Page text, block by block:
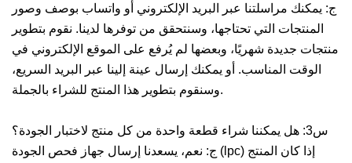
ج: يمكنك مراسلتنا عبر البريد الإلكتروني أو واتساب بوصف وصور
المنتجات التي تحتاجها، وسنتحقق من توفرها لدينا. نقوم بتطوير
منتجات جديدة شهريًا، وبعضها لم يُرفع على الموقع الإلكتروني في
الوقت المناسب. أو يمكنك إرسال عينة إلينا عبر البريد السريع،
وسنقوم بتطوير هذا المنتج للشراء بالجملة.
س3: هل يمكننا شراء قطعة واحدة من كل منتج لاختبار الجودة؟
ج: نعم، يسعدنا إرسال جهاز فحص الجودة (lpc) إذا كان المنتج